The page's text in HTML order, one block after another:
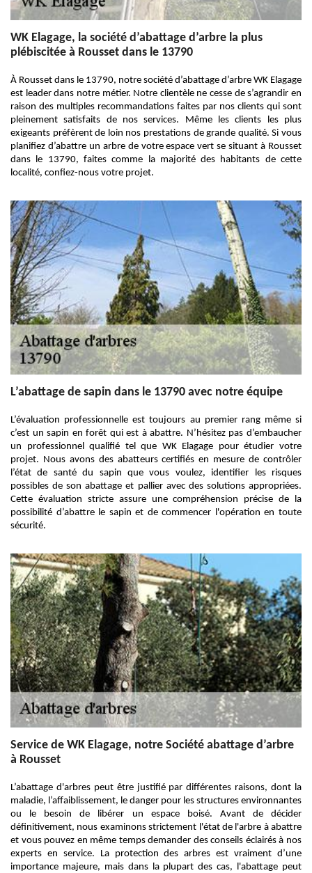
WK Elagage, la société d’abattage d’arbre la plus
plébiscitée à Rousset dans le 13790
À Rousset dans le 13790, notre société d’abattage d’arbre WK Elagage
est leader dans notre métier. Notre clientèle ne cesse de s’agrandir en
raison des multiples recommandations faites par nos clients qui sont
pleinement satisfaits de nos services. Même les clients les plus
exigeants préfèrent de loin nos prestations de grande qualité. Si vous
planifiez d’abattre un arbre de votre espace vert se situant à Rousset
dans le 13790, faites comme la majorité des habitants de cette
localité, confiez-nous votre projet.
L’abattage de sapin dans le 13790 avec notre équipe
L’évaluation professionnelle est toujours au premier rang même si
c’est un sapin en forêt qui est à abattre. N’hésitez pas d’embaucher
un professionnel qualifié tel que WK Elagage pour étudier votre
projet. Nous avons des abatteurs certifiés en mesure de contrôler
l’état de santé du sapin que vous voulez, identifier les risques
possibles de son abattage et pallier avec des solutions appropriées.
Cette évaluation stricte assure une compréhension précise de la
possibilité d’abattre le sapin et de commencer l'opération en toute
sécurité.
Service de WK Elagage, notre Société abattage d’arbre
à Rousset
L’abattage d'arbres peut être justifié par différentes raisons, dont la
maladie, l’affaiblissement, le danger pour les structures environnantes
ou le besoin de libérer un espace boisé. Avant de décider
définitivement, nous examinons strictement l'état de l'arbre à abattre
et vous pouvez en même temps demander des conseils éclairés à nos
experts en service. La protection des arbres est vraiment d’une
importance majeure, mais dans la plupart des cas, l'abattage peut